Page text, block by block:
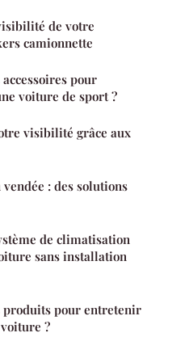
de votre
camionnette
pour
voiture de sport ?
visibilité grâce aux
: des solutions
de climatisation
sans installation
pour entretenir
?